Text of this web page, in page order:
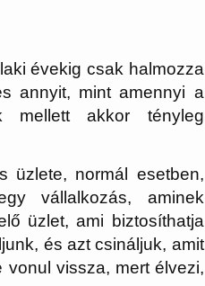
évekig csak halmozza
annyit, mint amennyi a
mellett akkor tényleg
üzlete, normál esetben,
vállalkozás, aminek
üzlet, ami biztosíthatja
és azt csináljuk, amit
vissza, mert élvezi,